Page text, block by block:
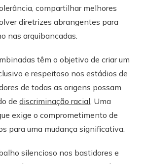
compartilhar melhores
diretrizes abrangentes para
nas arquibancadas.
têm o objetivo de criar um
e respeitoso nos estádios de
de todas as origens possam
dediscriminação racial. Uma
exige o comprometimento de
para uma mudança significativa.
silencioso nos bastidores e